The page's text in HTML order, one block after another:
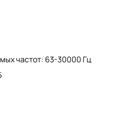
частот: 63-30000 Гц